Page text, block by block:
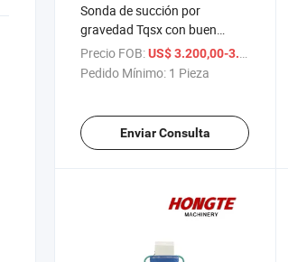
Sonda de succión por
gravedad Tqsx con buen
rendimiento en la eliminación
de impurezas y bajo consumo
Precio FOB:US$ 3.200,00-3.400,00
Pedido Mínimo: 1 Pieza
Enviar Consulta